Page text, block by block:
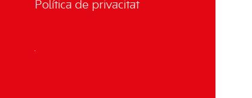
Política de privacitat